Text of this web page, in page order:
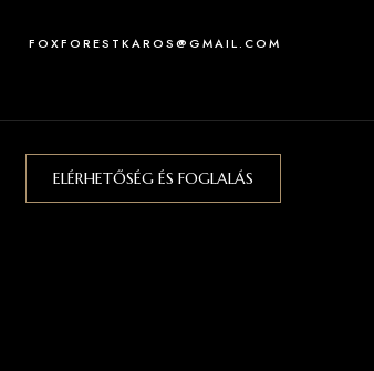
FOXFORESTKAROS@GMAIL.COM
ELÉRHETŐSÉG ÉS FOGLALÁS